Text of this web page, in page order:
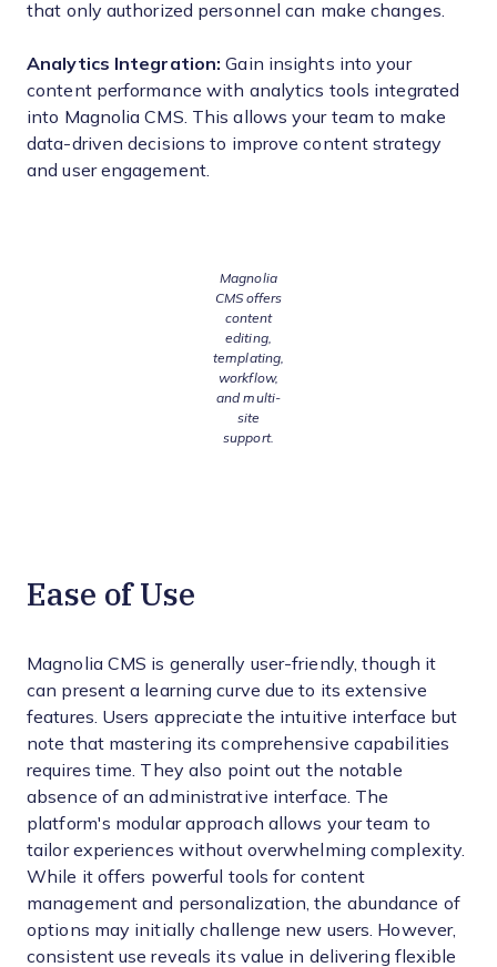
that only authorized personnel can make changes.
Analytics Integration:Gain insights into your
content performance with analytics tools integrated
into Magnolia CMS. This allows your team to make
data-driven decisions to improve content strategy
and user engagement.
Magnolia
CMS offers
content
editing,
templating,
workflow,
and multi-
site
support.
Ease of Use
Magnolia CMS is generally user-friendly, though it
can present a learning curve due to its extensive
features. Users appreciate the intuitive interface but
note that mastering its comprehensive capabilities
requires time. They also point out the notable
absence of an administrative interface. The
platform's modular approach allows your team to
tailor experiences without overwhelming complexity.
While it offers powerful tools for content
management and personalization, the abundance of
options may initially challenge new users. However,
consistent use reveals its value in delivering flexible